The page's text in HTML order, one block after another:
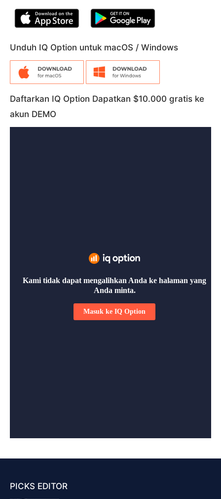
Unduh IQ Option untuk macOS / Windows
Daftarkan IQ Option Dapatkan $10.000 gratis ke
akun DEMO
PICKS EDITOR